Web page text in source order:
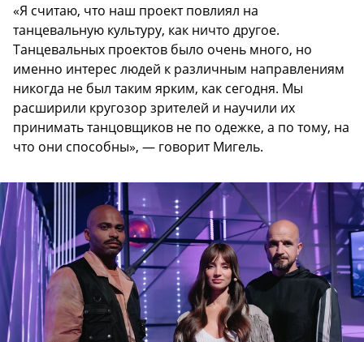
«Я считаю, что наш проект повлиял на
танцевальную культуру, как ничто другое.
Танцевальных проектов было очень много, но
именно интерес людей к различным направлениям
никогда не был таким ярким, как сегодня. Мы
расширили кругозор зрителей и научили их
принимать танцовщиков не по одежке, а по тому, на
что они способны», — говорит Мигель.